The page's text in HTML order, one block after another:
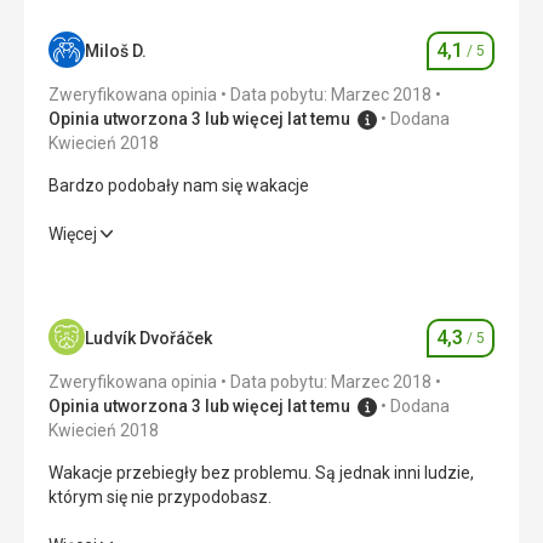
Miloš D. Ocena
4,1 / 5
Zweryfikowana opinia
Data pobytu: Marzec 2018
Opinia utworzona 3 lub więcej lat temu
Dodana
Kwiecień 2018
Bardzo podobały nam się wakacje
Bardzo podobały nam się wakacje
Zakwaterowanie 4,0/ 5
Okolica
Usługi
Cena 4,0/ 5
Więcej
Ludvík Dvořáček Ocena
4,3 / 5
Zweryfikowana opinia
Data pobytu: Marzec 2018
Opinia utworzona 3 lub więcej lat temu
Dodana
Kwiecień 2018
Wakacje przebiegły bez problemu. Są jednak inni ludzie,
którym się nie przypodobasz.